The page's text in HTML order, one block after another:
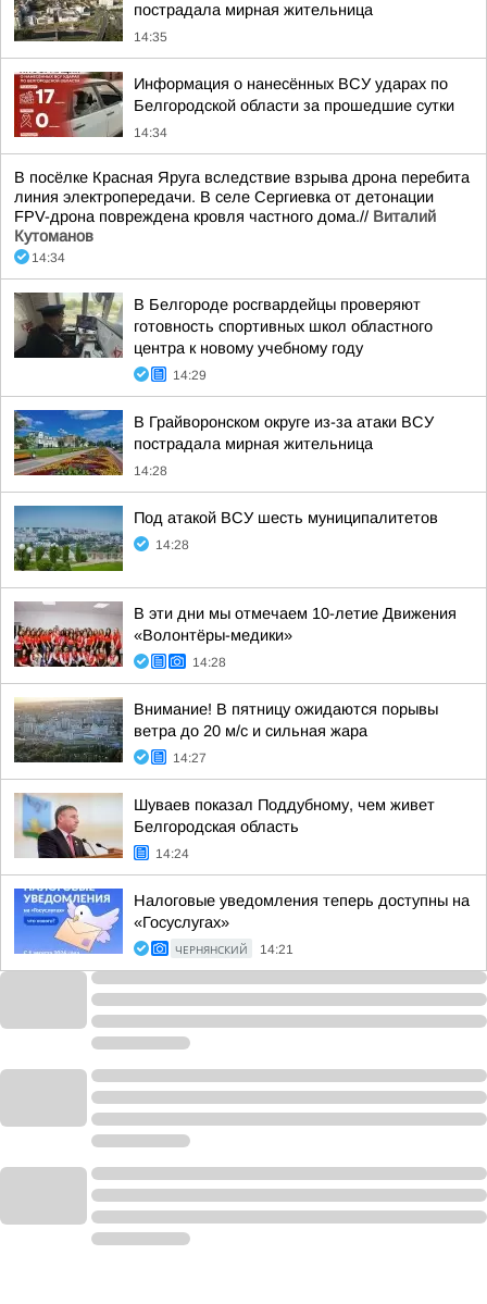
пострадала мирная жительница
14:35
Информация о нанесённых ВСУ ударах по
Белгородской области за прошедшие сутки
14:34
В посёлке Красная Яруга вследствие взрыва дрона перебита
линия электропередачи. В селе Сергиевка от детонации
FPV-дрона повреждена кровля частного дома.// Виталий
Кутоманов
14:34
В Белгороде росгвардейцы проверяют
готовность спортивных школ областного
центра к новому учебному году
14:29
В Грайворонском округе из-за атаки ВСУ
пострадала мирная жительница
14:28
Под атакой ВСУ шесть муниципалитетов
14:28
В эти дни мы отмечаем 10-летие Движения
«Волонтёры-медики»
14:28
Внимание! В пятницу ожидаются порывы
ветра до 20 м/с и сильная жара
14:27
Шуваев показал Поддубному, чем живет
Белгородская область
14:24
Налоговые уведомления теперь доступны на
«Госуслугах»
ЧЕРНЯНСКИЙ 14:21